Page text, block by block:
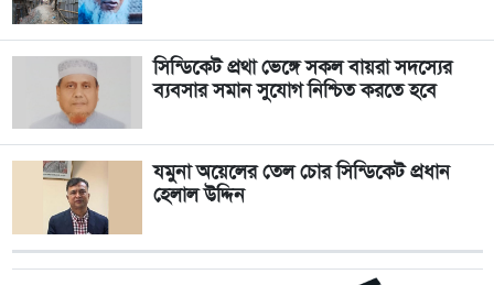
সিন্ডিকেট প্রথা ভেঙ্গে সকল বায়রা সদস্যের
ব্যবসার সমান সুযোগ নিশ্চিত করতে হবে
যমুনা অয়েলের তেল চোর সিন্ডিকেট প্রধান
হেলাল উদ্দিন